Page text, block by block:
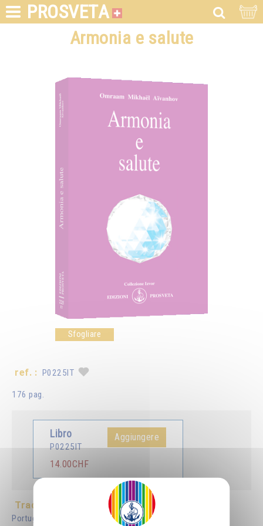
PROSVETA
Armonia e salute
Sfogliare
ref. : P0225IT
176 pag.
Libro
P0225IT
14.00CHF
Aggiungere
Tradotto in : Français Deutsch
Português